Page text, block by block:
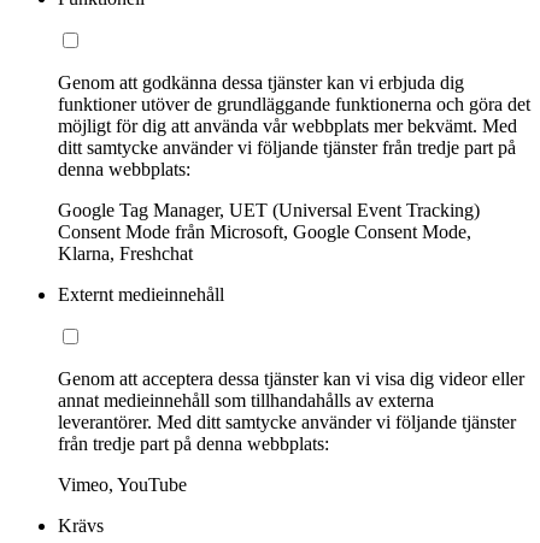
Genom att godkänna dessa tjänster kan vi erbjuda dig
funktioner utöver de grundläggande funktionerna och göra det
möjligt för dig att använda vår webbplats mer bekvämt. Med
ditt samtycke använder vi följande tjänster från tredje part på
denna webbplats:
Google Tag Manager, UET (Universal Event Tracking)
Consent Mode från Microsoft, Google Consent Mode,
Klarna, Freshchat
Externt medieinnehåll
Genom att acceptera dessa tjänster kan vi visa dig videor eller
annat medieinnehåll som tillhandahålls av externa
leverantörer. Med ditt samtycke använder vi följande tjänster
från tredje part på denna webbplats:
Vimeo, YouTube
Krävs